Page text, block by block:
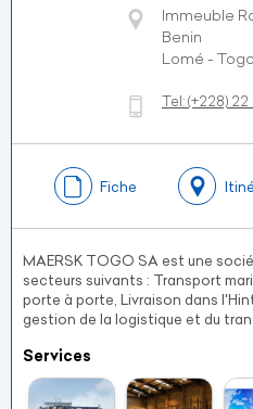
Immeuble
Benin
Lomé - Togo
Tel:(+228) 22
Fiche
MAERSK TOGO SA est une
secteurs suivants : Transport
porte à porte, Livraison dans
gestion de la logistique et du
Services